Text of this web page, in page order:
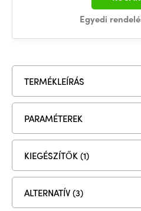
Egyedi
TERMÉKLEÍRÁS
PARAMÉTEREK
KIEGÉSZÍTŐK (1)
ALTERNATÍV (3)